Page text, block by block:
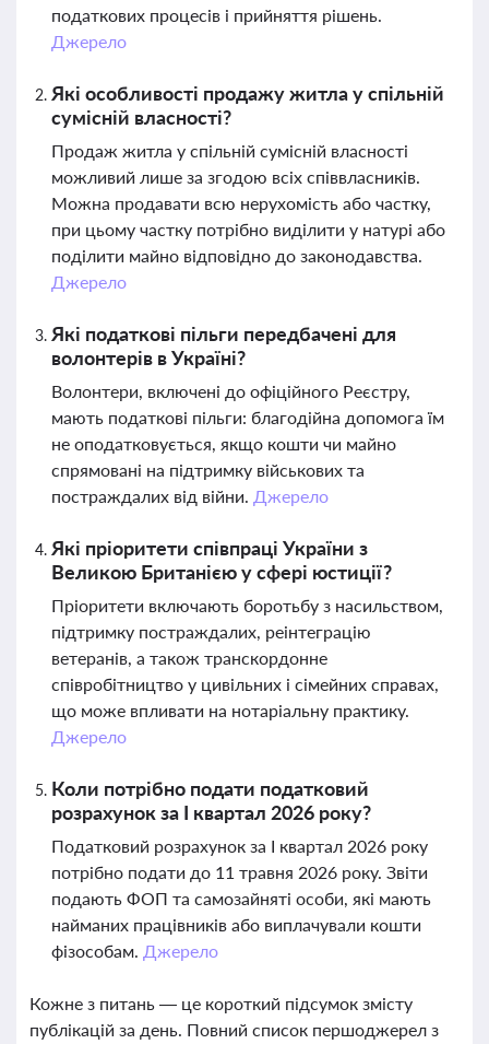
податкових процесів і прийняття рішень.
Джерело
Які особливості продажу житла у спільній
сумісній власності?
Продаж житла у спільній сумісній власності
можливий лише за згодою всіх співвласників.
Можна продавати всю нерухомість або частку,
при цьому частку потрібно виділити у натурі або
поділити майно відповідно до законодавства.
Джерело
Які податкові пільги передбачені для
волонтерів в Україні?
Волонтери, включені до офіційного Реєстру,
мають податкові пільги: благодійна допомога їм
не оподатковується, якщо кошти чи майно
спрямовані на підтримку військових та
постраждалих від війни. Джерело
Які пріоритети співпраці України з
Великою Британією у сфері юстиції?
Пріоритети включають боротьбу з насильством,
підтримку постраждалих, реінтеграцію
ветеранів, а також транскордонне
співробітництво у цивільних і сімейних справах,
що може впливати на нотаріальну практику.
Джерело
Коли потрібно подати податковий
розрахунок за І квартал 2026 року?
Податковий розрахунок за І квартал 2026 року
потрібно подати до 11 травня 2026 року. Звіти
подають ФОП та самозайняті особи, які мають
найманих працівників або виплачували кошти
фізособам. Джерело
Кожне з питань — це короткий підсумок змісту
публікацій за день. Повний список першоджерел з